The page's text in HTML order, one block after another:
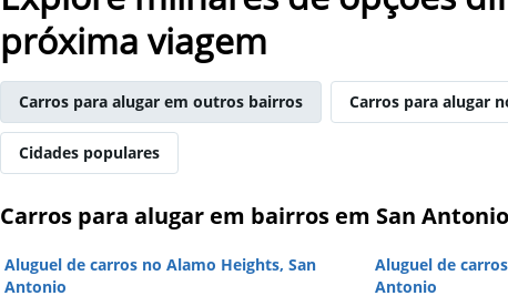
próxima viagem
Carros para alugar em outros bairros Carros para alugar
Cidades populares
Carros para alugar em bairros em San Antonio
Aluguel de carros no Alamo Heights, San
Antonio
Aluguel de
Antonio